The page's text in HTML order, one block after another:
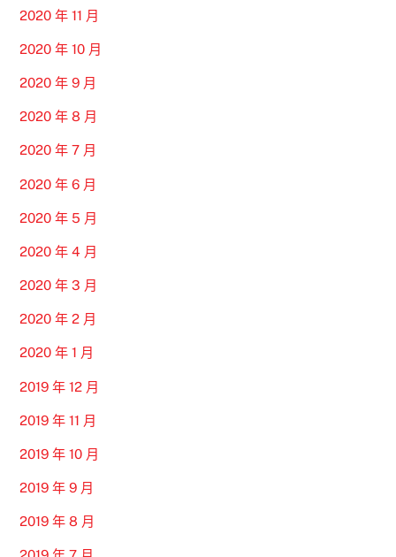
2020 年 11 月
2020 年 10 月
2020 年 9 月
2020 年 8 月
2020 年 7 月
2020 年 6 月
2020 年 5 月
2020 年 4 月
2020 年 3 月
2020 年 2 月
2020 年 1 月
2019 年 12 月
2019 年 11 月
2019 年 10 月
2019 年 9 月
2019 年 8 月